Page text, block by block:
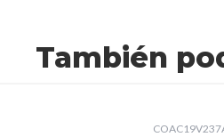
También